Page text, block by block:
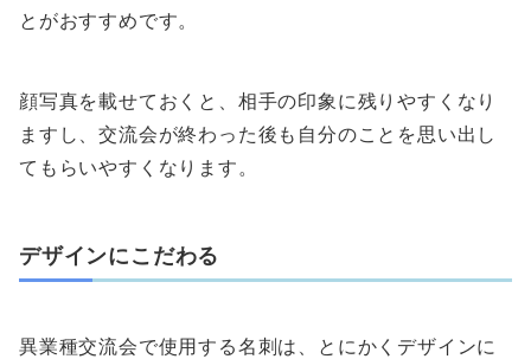
とがおすすめです。
顔写真を載せておくと、相手の印象に残りやすくなり
ますし、交流会が終わった後も自分のことを思い出し
てもらいやすくなります。
デザインにこだわる
異業種交流会で使用する名刺は、とにかくデザインに